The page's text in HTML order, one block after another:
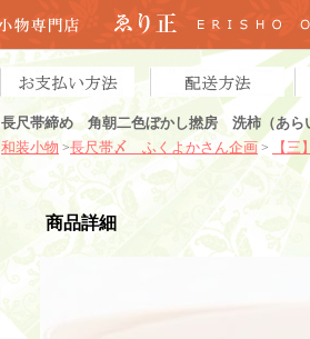
長尺帯締め 角朝二色ぼかし撚房 洗柿（あら
和装小物 >長尺帯〆 ふくよかさん企画> 【三
商品詳細